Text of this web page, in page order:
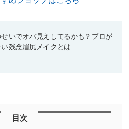
せいでオバ見えしてるかも？プロが
残念眉尻メイクとは
目次